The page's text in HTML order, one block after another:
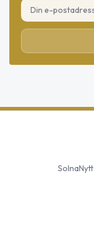
SolnaNytt